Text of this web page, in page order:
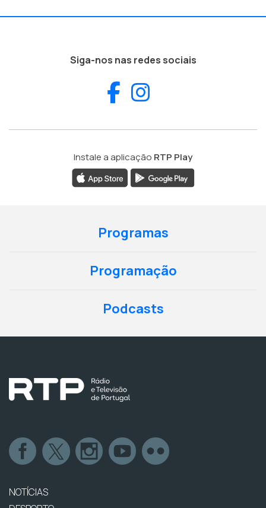
Siga-nos nas redes sociais
Facebook
Instale a aplicação RTP Play
Programas
Programação
Podcasts
NOTÍCIAS